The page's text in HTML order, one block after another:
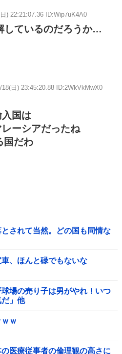
) 22:21:07.36 ID:Wip7uK4A0
しているのだろうか…
18(日) 23:45:20.88 ID:2WkVkMwX0
国は
ーシアだったね
国だわ
されて当然。どの国も同情な
車、ほんと碌でもないな
球場の売り子は男がやれ！いつ
だ」他
ｗ
医療従事者の倫理観の高さに